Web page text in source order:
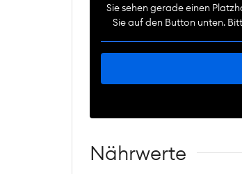
Sie sehen gerade einen
Sie auf den Button unten.
Nährwerte